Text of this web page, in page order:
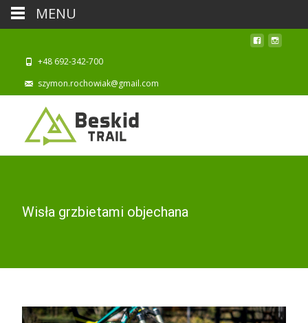
+48 692-342-700
szymon.rochowiak@gmail.com
Wisła grzbietami objechana
MENU